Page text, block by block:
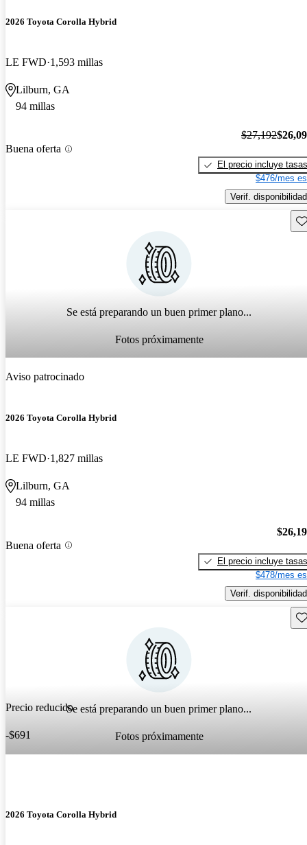
2026 Toyota Corolla Hybrid
LE FWD 1,593 millas
Lilburn, GA
94 millas
Buena oferta
$27,192
El precio incluye tasas
$476/mes
Verif. disponibilidad
Se está preparando un buen primer plano...
Fotos próximamente
Aviso patrocinado
2026 Toyota Corolla Hybrid
LE FWD 1,827 millas
Lilburn, GA
94 millas
Buena oferta
El precio incluye tasas
$478/mes
Verif. disponibilidad
Se está preparando un buen primer plano...
Fotos próximamente
Precio reducido
-$691
2026 Toyota Corolla Hybrid